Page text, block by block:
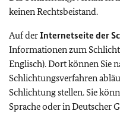
keinen Rechtsbeistand.
Auf derInternetseite der
Informationen zum
Englisch). Dort können Sie
Schlichtungsverfahren
Schlichtung stellen. Sie
Sprache oder in Deutscher